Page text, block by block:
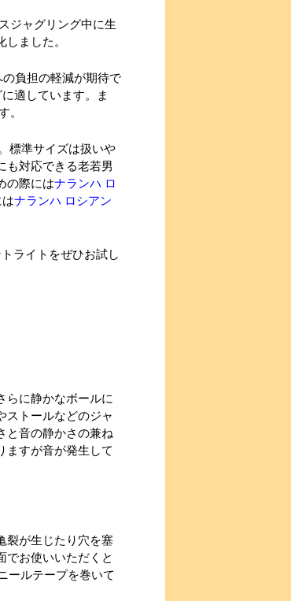
ジャグリング中に生
ました。
負担の軽減が期待で
適しています。ま
標準サイズは扱いや
も対応できる老若男
の際にはナランハ ロ
ナランハ ロシアン
ライトをぜひお試し
らに静かなボールに
ストールなどのジャ
と音の静かさの兼ね
ますが音が発生して
裂が生じたり穴を塞
でお使いいただくと
ールテープを巻いて